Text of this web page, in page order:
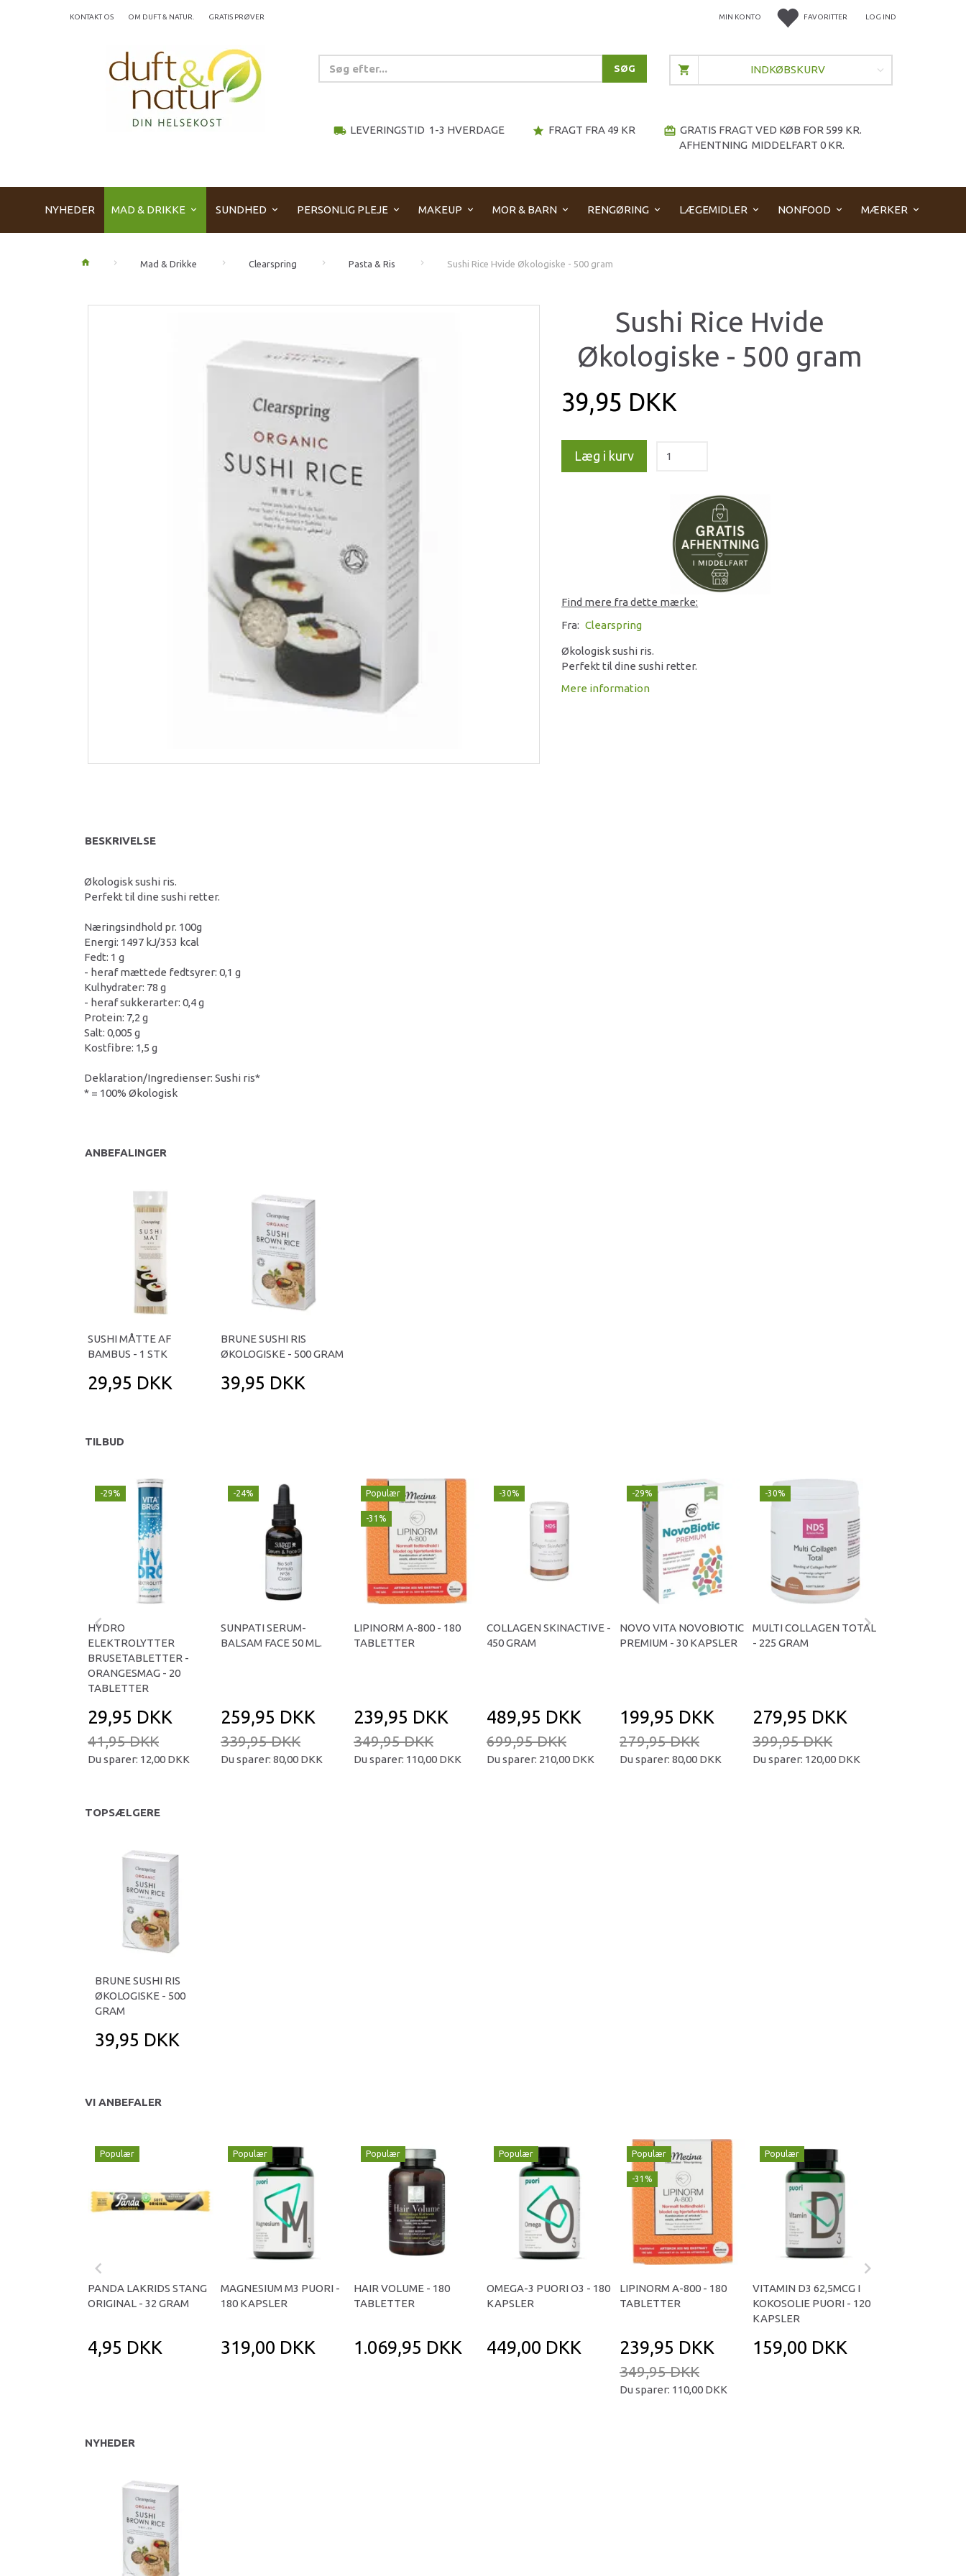
FAVORITTER LOG IND
MIN KONTO
KONTAKT OS OM DUFT & NATUR. GRATIS PRØVER
SØG
local_shipping LEVERINGSTID 1-3 HVERDAGE star FRAGT FRA 49 KR redeem GRATIS FRAGT VED KØB FOR 599 KR.
AFHENTNING MIDDELFART 0 KR.
INDKØBSKURV
NYHEDER MAD & DRIKKE SUNDHED PERSONLIG PLEJE MAKEUP MOR & BARN RENGØRING LÆGEMIDLER NONFOOD MÆRKER
Mad & Drikke Clearspring Pasta & Ris Sushi Rice Hvide Økologiske - 500 gram
Sushi Rice Hvide
Økologiske - 500 gram
39,95 DKK
Læg i kurv
Find mere fra dette mærke:
Fra: Clearspring
Økologisk sushi ris.
Perfekt til dine sushi retter.
Mere information
BESKRIVELSE
Økologisk sushi ris.
Perfekt til dine sushi retter.
Næringsindhold pr. 100g
Energi: 1497 kJ/353 kcal
Fedt: 1 g
- heraf mættede fedtsyrer: 0,1 g
Kulhydrater: 78 g
- heraf sukkerarter: 0,4 g
Protein: 7,2 g
Salt: 0,005 g
Kostfibre: 1,5 g
Deklaration/Ingredienser: Sushi ris*
* = 100% Økologisk
ANBEFALINGER
SUSHI MÅTTE AF
BAMBUS - 1 STK
29,95 DKK
BRUNE SUSHI RIS
ØKOLOGISKE - 500 GRAM
39,95 DKK
TILBUD
-29%
HYDRO
ELEKTROLYTTER
BRUSETABLETTER -
ORANGESMAG - 20
TABLETTER
29,95 DKK
41,95 DKK
Du sparer: 12,00 DKK
-24%
SUNPATI SERUM-
BALSAM FACE 50 ML.
259,95 DKK
339,95 DKK
Du sparer: 80,00 DKK
Populær
-31%
LIPINORM A-800 - 180
TABLETTER
239,95 DKK
349,95 DKK
Du sparer: 110,00 DKK
-30%
COLLAGEN SKINACTIVE -
450 GRAM
489,95 DKK
699,95 DKK
Du sparer: 210,00 DKK
-29%
NOVO VITA NOVOBIOTIC
PREMIUM - 30 KAPSLER
199,95 DKK
279,95 DKK
Du sparer: 80,00 DKK
-30%
MULTI COLLAGEN TOTAL
- 225 GRAM
279,95 DKK
399,95 DKK
Du sparer: 120,00 DKK
TOPSÆLGERE
BRUNE SUSHI RIS
ØKOLOGISKE - 500
GRAM
39,95 DKK
VI ANBEFALER
Populær
PANDA LAKRIDS STANG
ORIGINAL - 32 GRAM
4,95 DKK
Populær
MAGNESIUM M3 PUORI -
180 KAPSLER
319,00 DKK
Populær
HAIR VOLUME - 180
TABLETTER
1.069,95 DKK
Populær
OMEGA-3 PUORI O3 - 180
KAPSLER
449,00 DKK
Populær
-31%
LIPINORM A-800 - 180
TABLETTER
239,95 DKK
349,95 DKK
Du sparer: 110,00 DKK
Populær
VITAMIN D3 62,5MCG I
KOKOSOLIE PUORI - 120
KAPSLER
159,00 DKK
NYHEDER